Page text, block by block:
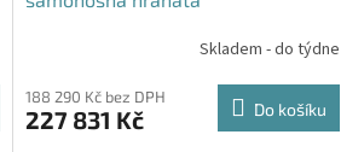
Skladem - do týdne
188 290 Kč bez DPH
227 831 Kč Do košíku